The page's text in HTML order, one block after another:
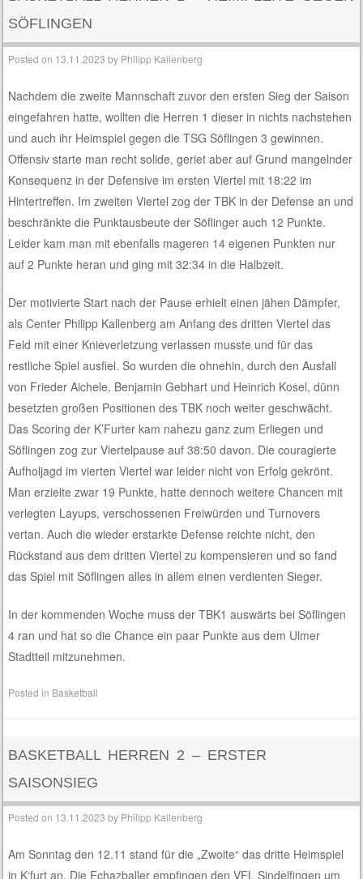
SÖFLINGEN
Posted on 13.11.2023 by Philipp Kallenberg
Nachdem die zweite Mannschaft zuvor den ersten Sieg der Saison
eingefahren hatte, wollten die Herren 1 dieser in nichts nachstehen
und auch ihr Heimspiel gegen die TSG Söflingen 3 gewinnen.
Offensiv starte man recht solide, geriet aber auf Grund mangelnder
Konsequenz in der Defensive im ersten Viertel mit 18:22 im
Hintertreffen. Im zweiten Viertel zog der TBK in der Defense an und
beschränkte die Punktausbeute der Söflinger auch 12 Punkte.
Leider kam man mit ebenfalls mageren 14 eigenen Punkten nur
auf 2 Punkte heran und ging mit 32:34 in die Halbzeit.
Der motivierte Start nach der Pause erhielt einen jähen Dämpfer,
als Center Philipp Kallenberg am Anfang des dritten Viertel das
Feld mit einer Knieverletzung verlassen musste und für das
restliche Spiel ausfiel. So wurden die ohnehin, durch den Ausfall
von Frieder Aichele, Benjamin Gebhart und Heinrich Kosel, dünn
besetzten großen Positionen des TBK noch weiter geschwächt.
Das Scoring der K’Furter kam nahezu ganz zum Erliegen und
Söflingen zog zur Viertelpause auf 38:50 davon. Die couragierte
Aufholjagd im vierten Viertel war leider nicht von Erfolg gekrönt.
Man erzielte zwar 19 Punkte, hatte dennoch weitere Chancen mit
verlegten Layups, verschossenen Freiwürden und Turnovers
vertan. Auch die wieder erstarkte Defense reichte nicht, den
Rückstand aus dem dritten Viertel zu kompensieren und so fand
das Spiel mit Söflingen alles in allem einen verdienten Sieger.
In der kommenden Woche muss der TBK1 auswärts bei Söflingen
4 ran und hat so die Chance ein paar Punkte aus dem Ulmer
Stadtteil mitzunehmen.
Posted in Basketball
BASKETBALL HERREN 2 – ERSTER
SAISONSIEG
Posted on 13.11.2023 by Philipp Kallenberg
Am Sonntag den 12.11 stand für die „Zwoite“ das dritte Heimspiel
in K‘furt an. Die Echazballer empfingen den VFL Sindelfingen um